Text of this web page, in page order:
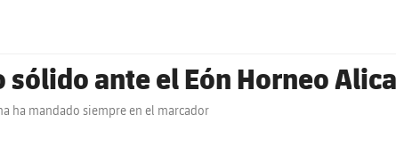
sólido ante el Eón Horneo
ha mandado siempre en el marcador